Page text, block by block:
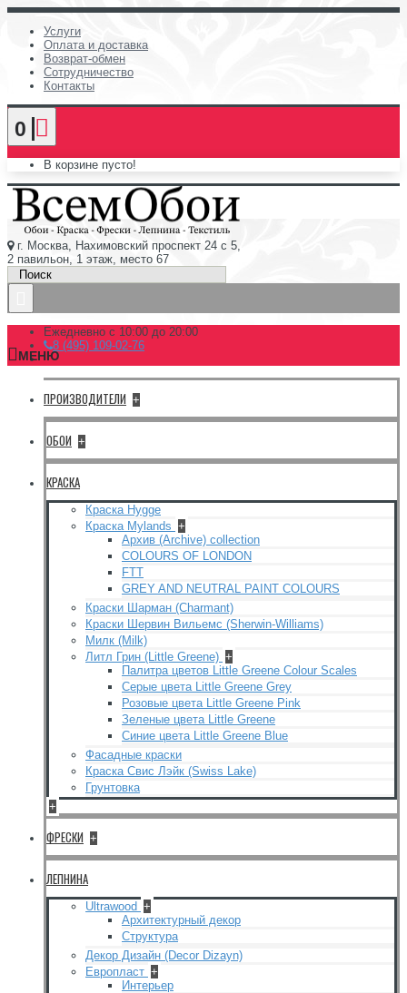
Услуги
Оплата и доставка
Возврат-обмен
Сотрудничество
Контакты
0
В корзине пусто!
г. Москва, Нахимовский проспект 24 с 5,
2 павильон, 1 этаж, место 67
Ежедневно с 10:00 до 20:00
8 (495) 109-02-76
МЕНЮ
ПРОИЗВОДИТЕЛИ +
ОБОИ +
КРАСКА
Краска Hygge
Краска Mylands +
Архив (Archive) collection
COLOURS OF LONDON
FTT
GREY AND NEUTRAL PAINT COLOURS
Краски Шарман (Charmant)
Краски Шервин Вильемс (Sherwin-Williams)
Милк (Milk)
Литл Грин (Little Greene) +
Палитра цветов Little Greene Colour Scales
Серые цвета Little Greene Grey
Розовые цвета Little Greene Pink
Зеленые цвета Little Greene
Синие цвета Little Greene Blue
Фасадные краски
Краска Свис Лэйк (Swiss Lake)
Грунтовка
+
ФРЕСКИ +
ЛЕПНИНА
Ultrawood +
Архитектурный декор
Структура
Декор Дизайн (Decor Dizayn)
Европласт +
Интерьер